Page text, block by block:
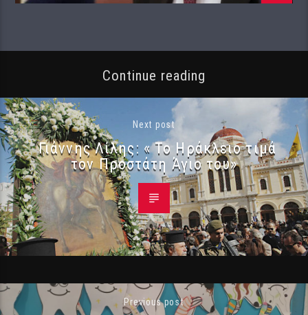
Continue reading
Next post
Γιάννης Λίλης: « Το Ηράκλειο τιμά
τον Προστάτη Άγιο του»
Previous post